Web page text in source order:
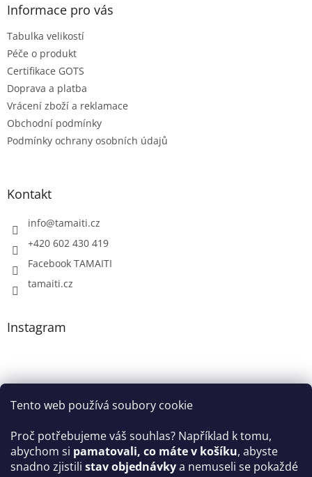
Tento web používá soubory cookie
Proč potřebujeme váš souhlas? Například k tomu,
abychom si pamatovali, co máte v košíku, abyste
snadno zjistili stav objednávkya nemuseli se pokaždé
Informace pro vás
Tabulka velikostí
Péče o produkt
Certifikace GOTS
Doprava a platba
Vrácení zboží a reklamace
Obchodní podmínky
Podmínky ochrany osobních údajů
Kontakt
info@tamaiti.cz
+420 602 430 419
Facebook TAMAITI
tamaiti.cz
Instagram
Sledovat na Instagramu